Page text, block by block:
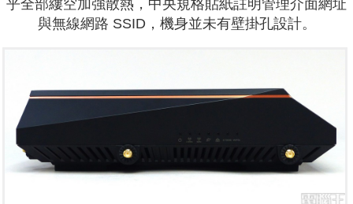
乎全部縷空加強散熱，中央規格貼紙註明管理介面網址
與無線網路 SSID，機身並未有壁掛孔設計。